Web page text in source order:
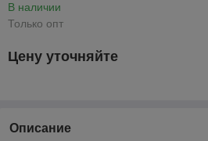
В наличии
Только опт
Цену уточняйте
Описание